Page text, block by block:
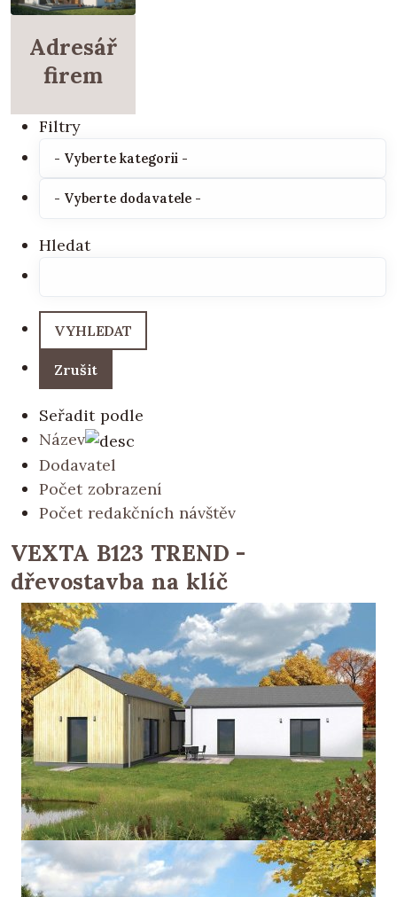
Adresář
firem
Filtry
Hledat
Seřadit podle
Název
Dodavatel
Počet zobrazení
Počet redakčních návštěv
VEXTA B123 TREND -
dřevostavba na klíč